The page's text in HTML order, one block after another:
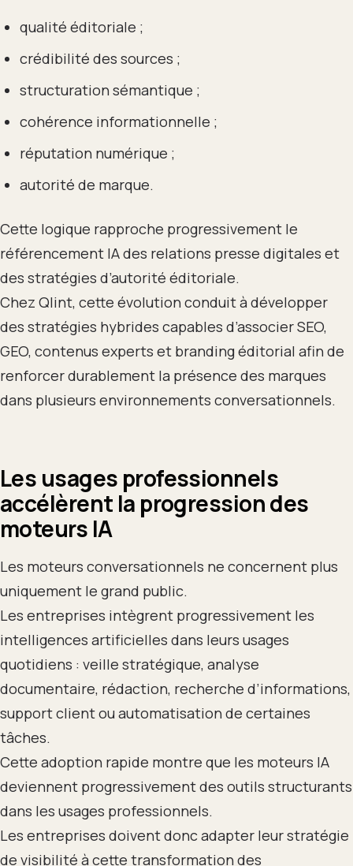
qualité éditoriale ;
crédibilité des sources ;
structuration sémantique ;
cohérence informationnelle ;
réputation numérique ;
autorité de marque.
Cette logique rapproche progressivement le
référencement IA des relations presse digitales et
des stratégies d’autorité éditoriale.
Chez Qlint, cette évolution conduit à développer
des stratégies hybrides capables d’associer SEO,
GEO, contenus experts et branding éditorial afin de
renforcer durablement la présence des marques
dans plusieurs environnements conversationnels.
Les usages professionnels
accélèrent la progression des
moteurs IA
Les moteurs conversationnels ne concernent plus
uniquement le grand public.
Les entreprises intègrent progressivement les
intelligences artificielles dans leurs usages
quotidiens : veille stratégique, analyse
documentaire, rédaction, recherche d’informations,
support client ou automatisation de certaines
tâches.
Cette adoption rapide montre que les moteurs IA
deviennent progressivement des outils structurants
dans les usages professionnels.
Les entreprises doivent donc adapter leur stratégie
de visibilité à cette transformation des